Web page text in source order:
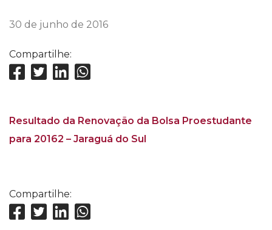
30 de junho de 2016
Compartilhe:
Resultado da Renovação da Bolsa Proestudante
para 20162 – Jaraguá do Sul
Compartilhe: